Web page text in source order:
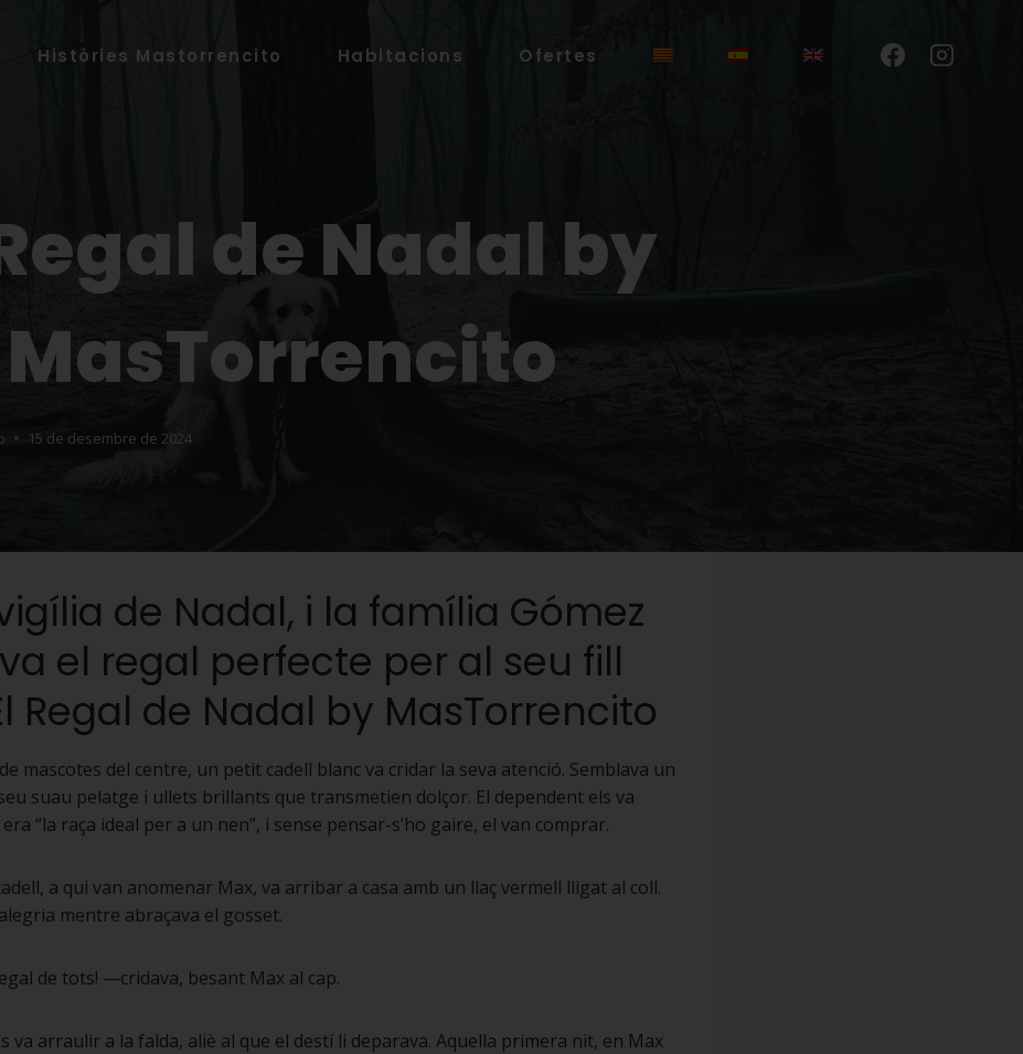
Històries Mastorrencito Habitacions Ofertes
de Nadal by
MasTorrencito
15 de desembre de 2024
de Nadal, i la família Gómez
el regal perfecte per al seu fill
Regal de Nadal by MasTorrencito
mascotes del centre, un petit cadell blanc va cridar la seva atenció. Semblava un
suau pelatge i ullets brillants que transmetien dolçor. El dependent els va
“la raça ideal per a un nen”, i sense pensar-s’ho gaire, el van comprar.
a qui van anomenar Max, va arribar a casa amb un llaç vermell lligat al coll.
mentre abraçava el gosset.
de tots! —cridava, besant Max al cap.
va arraulir a la falda, aliè al que el destí li deparava. Aquella primera nit, en Max